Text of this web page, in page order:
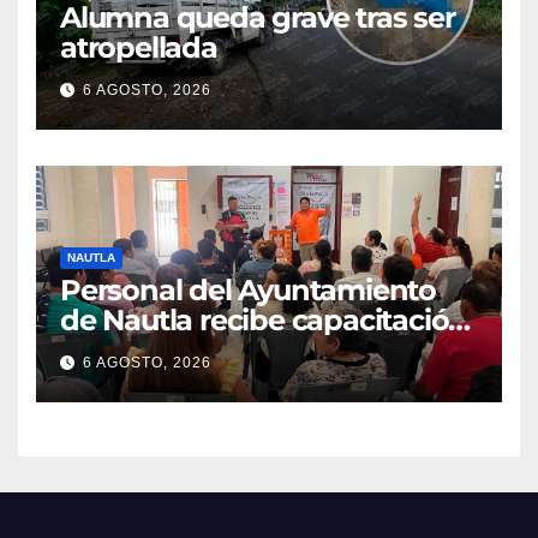
Alumna queda grave tras ser
atropellada
6 AGOSTO, 2026
NAUTLA
Personal del Ayuntamiento
de Nautla recibe capacitación
en atención a emergencias
6 AGOSTO, 2026